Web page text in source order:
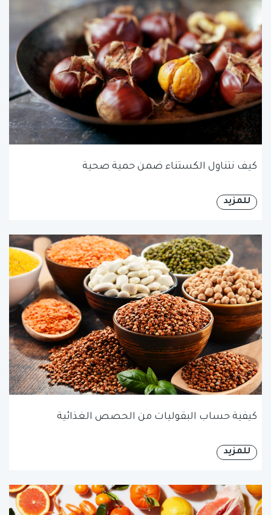
كيف نتناول الكستناء ضمن حمية صحية
للمزيد
كيفية حساب البقوليات من الحصص الغذائية
للمزيد